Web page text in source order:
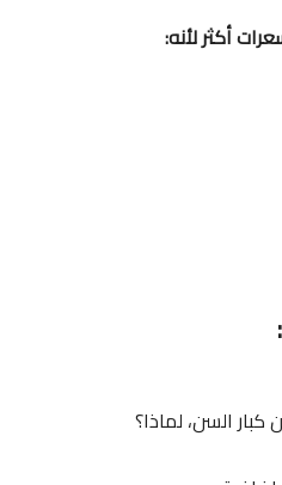
أكثر لأنه:
السن، لماذا؟